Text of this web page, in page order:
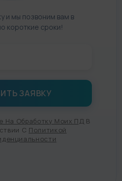
и мы позвоним вам в
короткие сроки!
На Обработку Моих ПД В
С Политикой